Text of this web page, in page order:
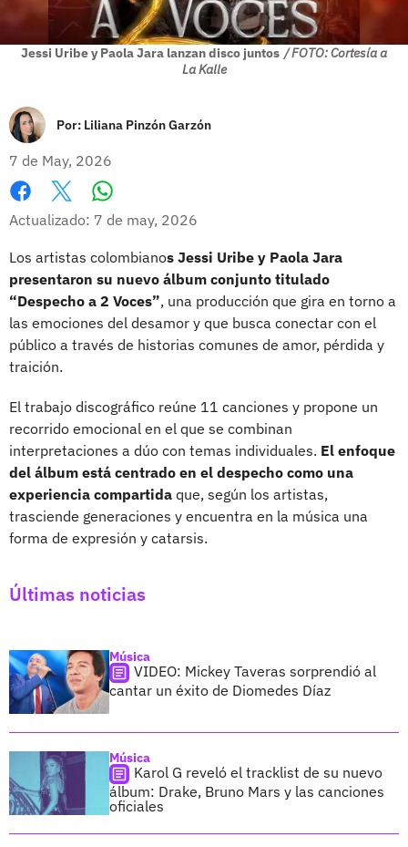
Jessi Uribe y Paola Jara lanzan disco juntos / FOTO: Cortesía a
La Kalle
Por: Liliana Pinzón Garzón
7 de May, 2026
Facebook
X
Actualizado: 7 de may, 2026
Los artistas colombianos Jessi Uribe y Paola Jara
presentaron su nuevo álbum conjunto titulado
“Despecho a 2 Voces”, una producción que gira en torno a
las emociones del desamor y que busca conectar con el
público a través de historias comunes de amor, pérdida y
traición.
El trabajo discográfico reúne 11 canciones y propone un
recorrido emocional en el que se combinan
interpretaciones a dúo con temas individuales. El enfoque
del álbum está centrado en el despecho como una
experiencia compartida que, según los artistas,
trasciende generaciones y encuentra en la música una
forma de expresión y catarsis.
Últimas noticias
Música
VIDEO: Mickey Taveras sorprendió al
cantar un éxito de Diomedes Díaz
Música
Karol G reveló el tracklist de su nuevo
álbum: Drake, Bruno Mars y las canciones
oficiales